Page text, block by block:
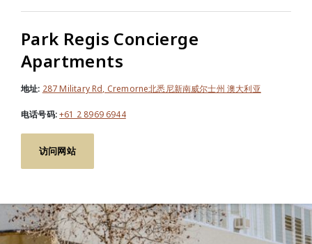
Park Regis Concierge
Apartments
地址: 287 Military Rd, Cremorne北悉尼新南威尔士州 澳大利亚
电话号码:+61 2 8969 6944
访问网站